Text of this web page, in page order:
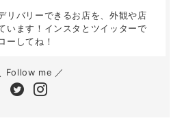
リバリーできるお店を、外観や店
います！インスタとツイッターで
ーしてね！
Follow me ／